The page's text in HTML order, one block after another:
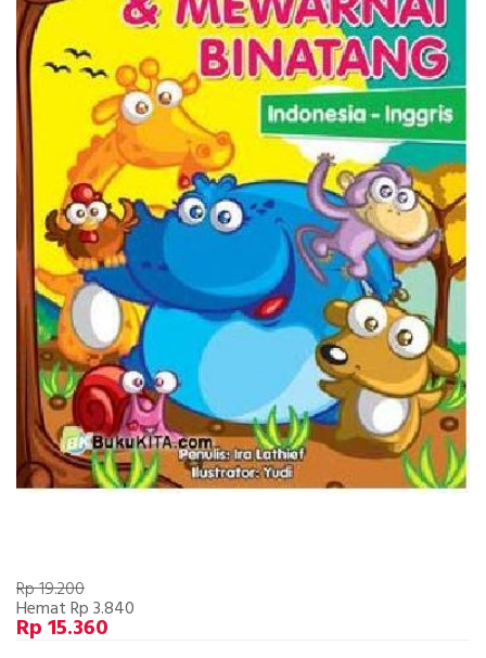
Rp 19.200
Hemat Rp 3.840
Rp 15.360